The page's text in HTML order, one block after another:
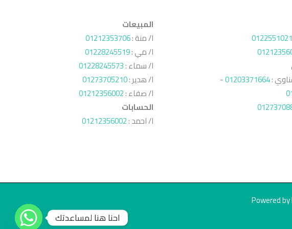
:
01203371664
-
المبيعات
ا/ منة :01212353706
ا/ مي :01228245519
ا/ سماء :01228245573
ا/ هدير :01273705210
ا/ صفاء :01212356002
الحسابات
ا/ احمد :01212356002
احنا هنا لمساعدتك